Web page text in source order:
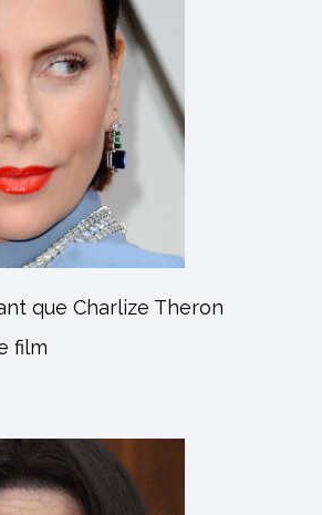
que Charlize Theron
film